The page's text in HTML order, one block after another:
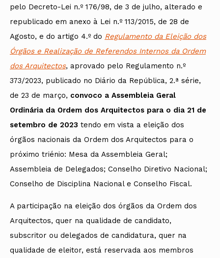
pelo Decreto-Lei n.º 176/98, de 3 de julho, alterado e
republicado em anexo à Lei n.º 113/2015, de 28 de
Agosto, e do artigo 4.º do Regulamento da Eleição dos
Órgãos e Realização de Referendos Internos da Ordem
dos Arquitectos, aprovado pelo Regulamento n.º
373/2023, publicado no Diário da República, 2.ª série,
de 23 de março, convoco a Assembleia Geral
Ordinária da Ordem dos Arquitectos para o dia 21 de
setembro de 2023 tendo em vista a eleição dos
órgãos nacionais da Ordem dos Arquitectos para o
próximo triénio: Mesa da Assembleia Geral;
Assembleia de Delegados; Conselho Diretivo Nacional;
Conselho de Disciplina Nacional e Conselho Fiscal.
A participação na eleição dos órgãos da Ordem dos
Arquitectos, quer na qualidade de candidato,
subscritor ou delegados de candidatura, quer na
qualidade de eleitor, está reservada aos membros